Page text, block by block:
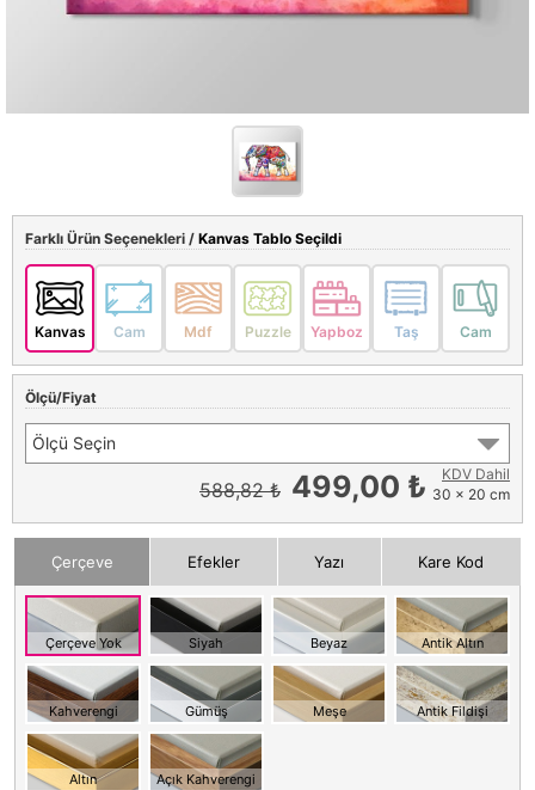
Farklı Ürün Seçenekleri / Kanvas Tablo Seçildi
Kanvas Cam Mdf Puzzle Yapboz Taş Cam
Ölçü/Fiyat
Ölçü Seçin
588,82 ₺ 499,00 ₺
KDV Dahil
30 x 20 cm
Çerçeve Efekler Yazı Kare Kod
Çerçeve Yok Siyah Beyaz Antik Altın
Kahverengi Gümüş Meşe Antik Fildişi
Altın Açık Kahverengi